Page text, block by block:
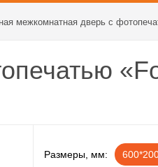
межкомнатная дверь с
Размеры, мм: